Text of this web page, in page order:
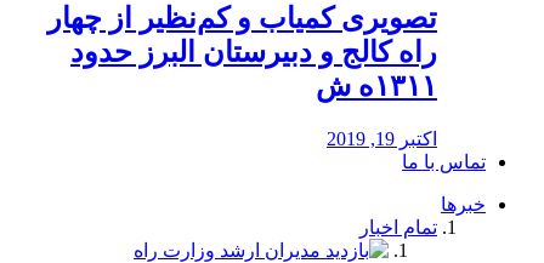
️تصویری کمیاب و کم‌نظیر از چهار
راه كالج و دبيرستان البرز حدود
۱۳۱۱ه ش
اکتبر 19, 2019
تماس با ما
خبرها
تمام اخبار